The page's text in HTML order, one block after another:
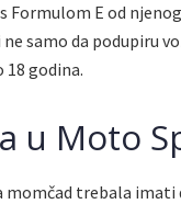
Formulom E od
samo da podupiru
18 godina.
u Moto
momčad trebala